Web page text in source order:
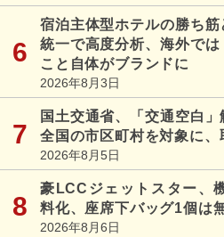
宿泊主体型ホテルの勝ち
統一で高度分析、海外で
こと自体がブランドに
2026年8月3日
国土交通省、「交通空白」
全国の市区町村を対象に、
2026年8月5日
豪LCCジェットスター、
料化、座席下バッグ1個は
2026年8月6日